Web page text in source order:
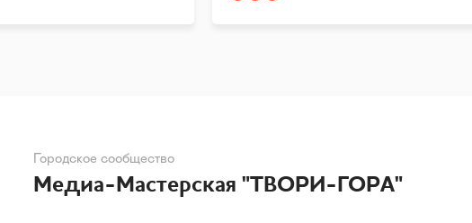
Городское сообщество
Медиа-Мастерская "ТВОРИ-ГОРА"